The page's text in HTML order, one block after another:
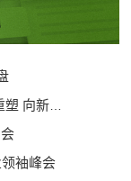
袖峰会